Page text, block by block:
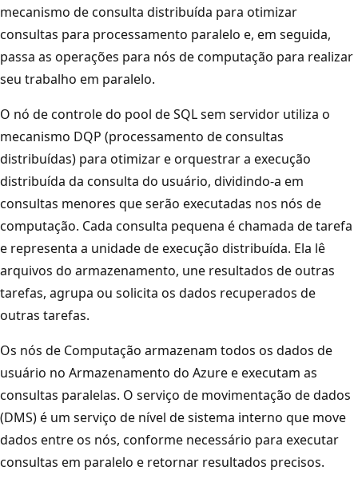
mecanismo de consulta distribuída para otimizar
consultas para processamento paralelo e, em seguida,
passa as operações para nós de computação para realizar
seu trabalho em paralelo.
O nó de controle do pool de SQL sem servidor utiliza o
mecanismo DQP (processamento de consultas
distribuídas) para otimizar e orquestrar a execução
distribuída da consulta do usuário, dividindo-a em
consultas menores que serão executadas nos nós de
computação. Cada consulta pequena é chamada de tarefa
e representa a unidade de execução distribuída. Ela lê
arquivos do armazenamento, une resultados de outras
tarefas, agrupa ou solicita os dados recuperados de
outras tarefas.
Os nós de Computação armazenam todos os dados de
usuário no Armazenamento do Azure e executam as
consultas paralelas. O serviço de movimentação de dados
(DMS) é um serviço de nível de sistema interno que move
dados entre os nós, conforme necessário para executar
consultas em paralelo e retornar resultados precisos.